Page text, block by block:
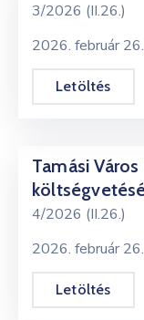
3/2026 (II.26.)
2026. február 26.
Letöltés
Tamási
4/2026 (II.26.)
2026. február 26.
Letöltés